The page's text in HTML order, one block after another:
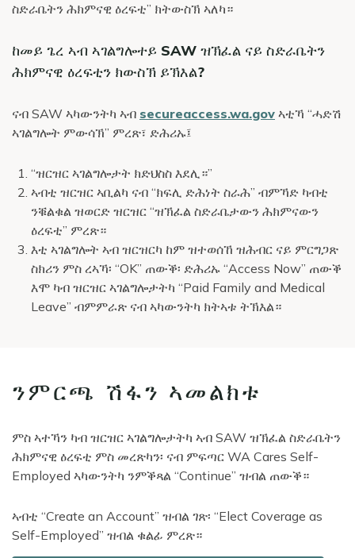
ስድራቤትን ሕክምናዊ ዕረፍቲ” ክትውስኽ ኣለካ።
ከመይ ጌረ ኣብ ኣገልግሎተይ SAW ዝኽፈል ናይ ስድራቤትን
ሕክምናዊ ዕረፍቲን ክውስኽ ይኽእል?
ናብ SAW ኣካውንትካ ኣብ secureaccess.wa.gov ኣቲኻ “ሓድሽ
ኣገልግሎት ምውሳኽ” ምረጽ፣ ድሕሪኡ፤
“ዝርዝር ኣገልግሎታት ክድህስስ እደሊ።”
ኣብቲ ዝርዝር ኣቢልካ ናብ “ክፍሊ ድሕነት ስራሕ” ብምኻድ ካብቲ
ንቑልቁል ዝወርድ ዝርዝር “ዝኽፈል ስድራቤታውን ሕክምናውን
ዕረፍቲ” ምረጽ።
እቲ ኣገልግሎት ኣብ ዝርዝርካ ከም ዝተወሰኸ ዝሕብር ናይ ምርግጋጽ
ስክሪን ምስ ረኣኻ፡ “OK” ጠውቕ፡ ድሕሪኡ “Access Now” ጠውቕ
እሞ ካብ ዝርዝር ኣገልግሎታትካ “Paid Family and Medical
Leave” ብምምራጽ ናብ ኣካውንትካ ክትኣቱ ትኽእል።
ንምርጫ ሽፋን ኣመልክቱ
ምስ ኣተኻን ካብ ዝርዝር ኣገልግሎታትካ ኣብ SAW ዝኽፈል ስድራቤትን
ሕክምናዊ ዕረፍቲ ምስ መረጽካን፡ ናብ ምፍጣር WA Cares Self-
Employed ኣካውንትካ ንምቕጻል “Continue” ዝብል ጠውቕ።
ኣብቲ “Create an Account” ዝብል ገጽ፡ “Elect Coverage as
Self-Employed” ዝብል ቁልፊ ምረጽ።